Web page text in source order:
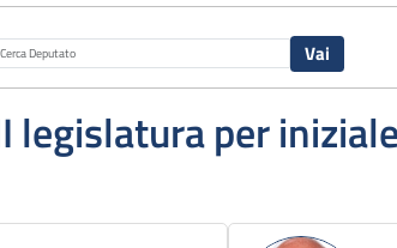
legislatura per